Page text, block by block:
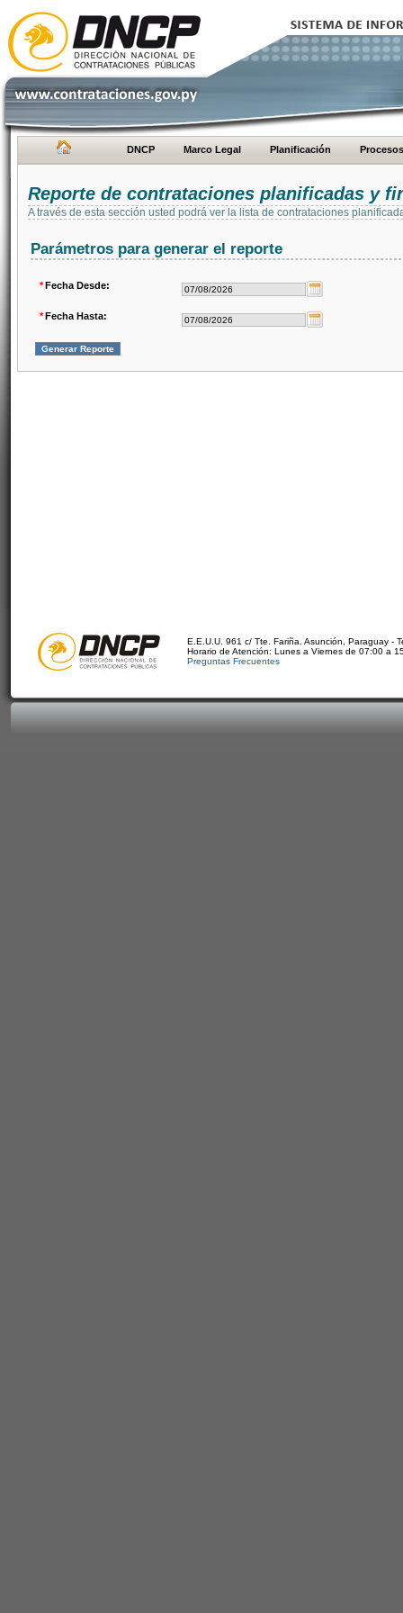
DNCP Marco Legal Planificación Procesos
Reporte de contrataciones planificadas y
A través de esta sección usted podrá ver la lista de contrataciones
Parámetros para generar el reporte
*Fecha Desde:
*Fecha Hasta:
E.E.U.U. 961 c/ Tte. Fariña. Asunción, Paraguay -
Horario de Atención: Lunes a Viernes de 07:00 a
Preguntas Frecuentes